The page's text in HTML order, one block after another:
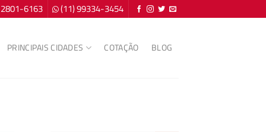
6163 (11) 99334-3454
PRINCIPAIS CIDADES COTAÇÃO BLOG